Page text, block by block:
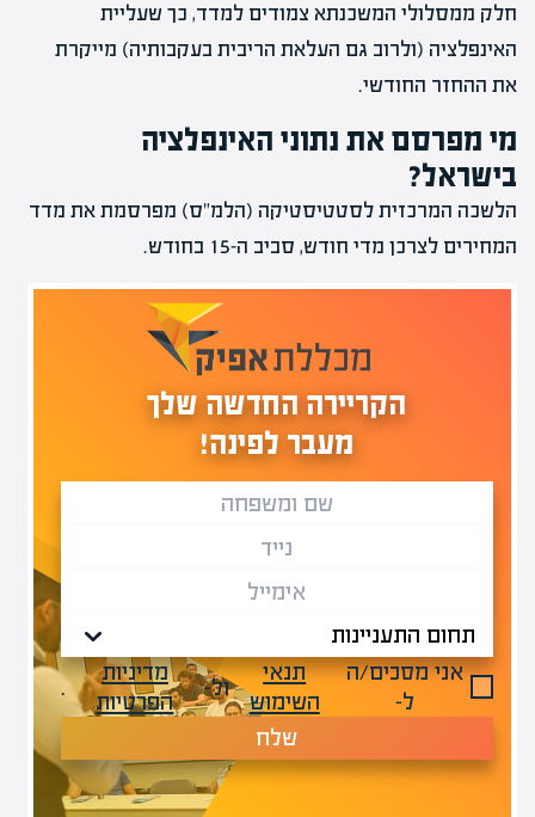
חלק ממסלולי המשכנתא צמודים למדד, כך שעליית
האינפלציה (ולרוב גם העלאת הריבית בעקבותיה) מייקרת
את ההחזר החודשי.
מי מפרסם את נתוני האינפלציה
בישראל?
הלשכה המרכזית לסטטיסטיקה (הלמ"ס) מפרסמת את מדד
המחירים לצרכן מדי חודש, סביב ה-15 בחודש.
הקריירה החדשה שלך
מעבר לפינה!
אני מסכים/ה
ל-
תנאי
השימוש
ול-
מדיניות
הפרטיות
.
שלח